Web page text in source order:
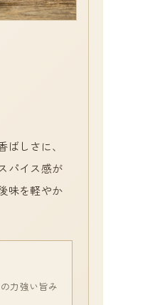
しさに、
パイス感が
味を軽やか
力強い旨み